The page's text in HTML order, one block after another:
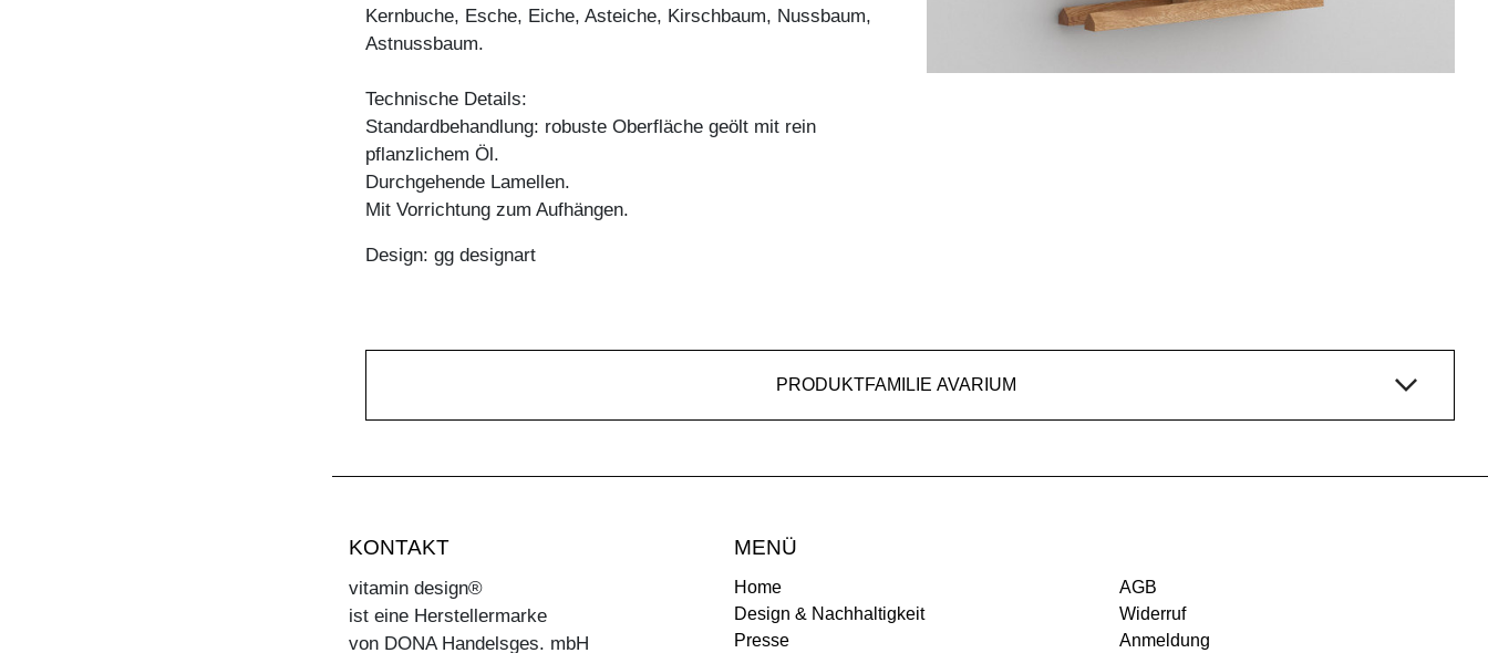
Kernbuche, Esche, Eiche, Asteiche, Kirschbaum, Nussbaum,
Astnussbaum.
Technische Details:
Standardbehandlung: robuste Oberfläche geölt mit rein
pflanzlichem Öl.
Durchgehende Lamellen.
Mit Vorrichtung zum Aufhängen.
Design: gg designart
PRODUKTFAMILIE AVARIUM
KONTAKT
vitamin design®
ist eine Herstellermarke
von DONA Handelsges. mbH
MENÜ
Home
Design & Nachhaltigkeit
Presse
AGB
Widerruf
Anmeldung